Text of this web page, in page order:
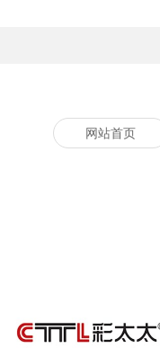
网站首页